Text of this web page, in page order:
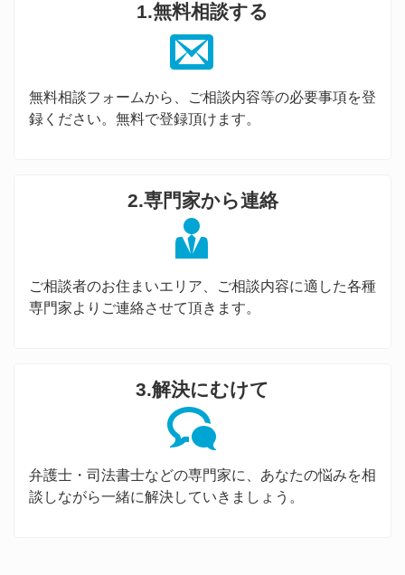
1.無料相談する
無料相談フォームから、ご相談内容等の必要事項を登
録ください。無料で登録頂けます。
2.専門家から連絡
ご相談者のお住まいエリア、ご相談内容に適した各種
専門家よりご連絡させて頂きます。
3.解決にむけて
弁護士・司法書士などの専門家に、あなたの悩みを相
談しながら一緒に解決していきましょう。